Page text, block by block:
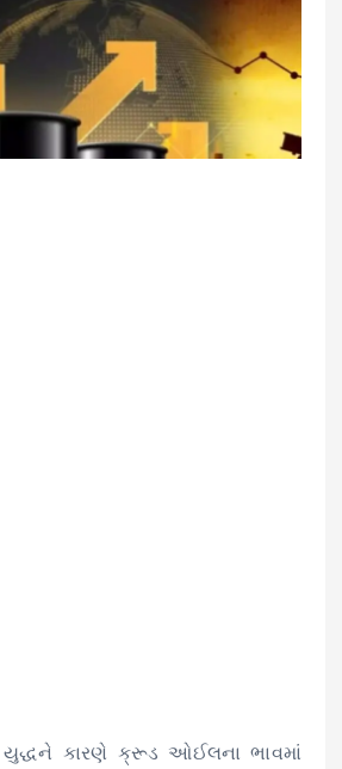
યુદ્ધને કારણે ક્રૂડ ઓઈલના ભાવમાં